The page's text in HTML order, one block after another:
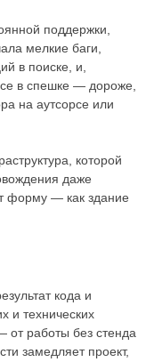
поддержки,
мелкие баги,
в поиске, и,
в спешке — дороже,
на аутсорсе или
которой
даже
форму — как здание
кода и
и технических
работы без стенда
замедляет проект,